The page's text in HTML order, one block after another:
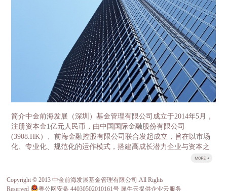
理胡祺昊则作为云南母基金的主要负责人，对中金前
海管理的云南母基金、氢能源基金等重要的区域性、
行业性代表基金做了介绍，并交流了过去几年公司投
资的重要项目，如中石化、百果园、坚果微影院、万
色城等。其中中国果业龙头百果园项目因为与云南的
农业科技和高原特色产业相关度高，经营模式先进，
规模领先、受到大家的重点关注和热烈讨论，昭通野
苹果案例更是令云南的客人赞叹不已。宾主相约邀请
百果园的管理层与云南农科院以及高原特色果业的龙
头企业进行成体系的对接，推动实现高品质云南水果
跨省跨季，市场驱动的良性发展。 目前，中金
前海实际投资规模已达130亿元，管理资产规模超200
亿。不仅获得证券时报评选的2016年最具成长性创投
机构称号，中金前海董事总经理胡祺昊也获得了2016
年最佳新锐投资人的称号，所投项目多次入选清科、
投中等行业领先排名。其股东中金公司和前海金控分
别管理着国家新兴产业创业投资引导基金、成都前海
年整合省级财政中扶持产业发展50%左右的存量资金
以及全部新增投入部分，加上子基金收益的滚动使
用，5年争取整合100亿元左右资金作为引导资金，母
基金管理公司按照1:1-1:2的比例进行社会募集，首期
母基金规模达到32亿元-48亿元、5年达到200亿元-300
亿元。 子基金由各重点产业领导小组牵头，按照“一
个产业、一支基金”的思路，分别设立8个重点产业发
展子基金，同时设立1个并购基金和1个国际产能合作
基金服务8个重点产业，按照“成熟一支、设立一
支”的原则，经母基金管理人中金前海（深圳）基金
管理有限公司核准设立。 云南省发展改革委作为政
情况，确保基金稳健运作。设立产业投资基金是一项
重大改革和创新工作，对于更好发挥财政资金对社会
资金的引导作用，充分发挥市场在资源配置中的决定
性作用，优化财政资金支持方式，顺利推进重点产业
关于我们
简介中金前海发展（深圳）基金管理有限公司成立于2014年5月，
注册资本金1亿元人民币，由中国国际金融股份有限公司
(3908.HK）、前海金融控股有限公司联合发起成立，旨在以市场
化、专业化、规范化的运作模式，搭建高成长潜力企业与资本之
间的桥梁。 荣誉公司于2014年底荣获由深圳市前海管理局、前海
Copyright © 2013 中金前海发展基金管理有限公司.All Rights
Reserved
粤公网安备 44030502010161号 犀牛云提供企业云服务